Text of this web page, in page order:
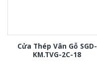
Cửa Thép Vân Gỗ SGD-
KM.TVG-2C-18